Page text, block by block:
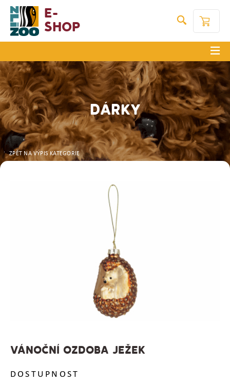
E-
Shop
DÁRKY
ZPĚT NA VÝPIS KATEGORIE
VÁNOČNÍ OZDOBA JEŽEK
DOSTUPNOST